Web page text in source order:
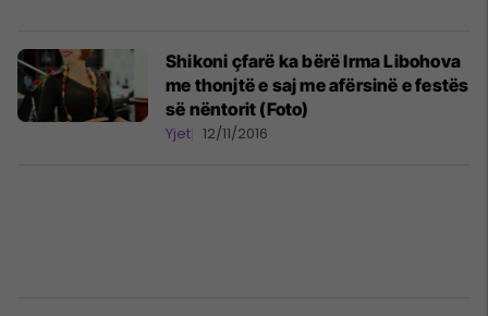
Shikoni çfarë ka bërë Irma Libohova
me thonjtë e saj me afërsinë e festës
së nëntorit (Foto)
Yjet 12/11/2016